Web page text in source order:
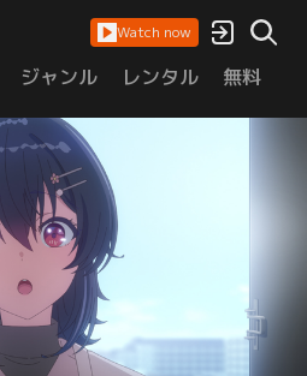
Watch now
ジャンル レンタル 無料